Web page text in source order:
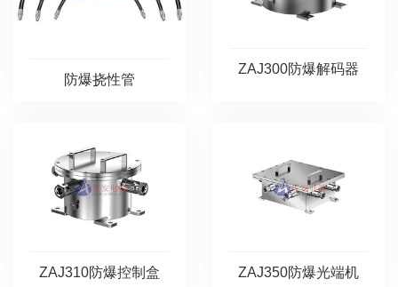
防爆挠性管
ZAJ300防爆解码器
ZAJ310防爆控制盒 ZAJ350防爆光端机